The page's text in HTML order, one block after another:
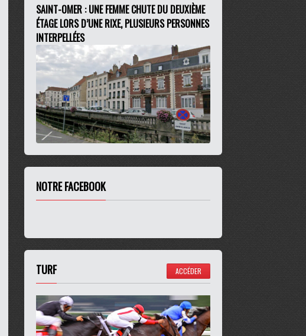
SAINT-OMER : UNE FEMME CHUTE DU DEUXIÈME
ÉTAGE LORS D’UNE RIXE, PLUSIEURS PERSONNES
INTERPELLÉES
NOTRE FACEBOOK
TURF ACCÉDER